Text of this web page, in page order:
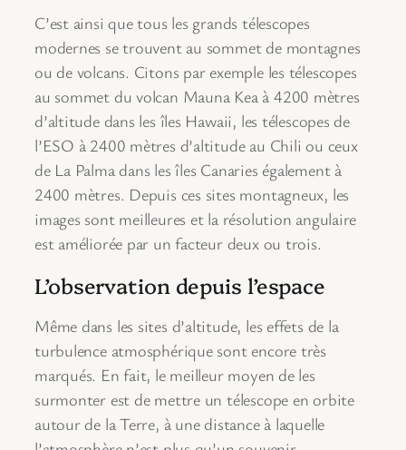
C’est ainsi que tous les grands télescopes
modernes se trouvent au sommet de montagnes
ou de volcans. Citons par exemple les télescopes
au sommet du volcan Mauna Kea à 4200 mètres
d’altitude dans les îles Hawaii, les télescopes de
l’ESO à 2400 mètres d’altitude au Chili ou ceux
de La Palma dans les îles Canaries également à
2400 mètres. Depuis ces sites montagneux, les
images sont meilleures et la résolution angulaire
est améliorée par un facteur deux ou trois.
L’observation depuis l’espace
Même dans les sites d’altitude, les effets de la
turbulence atmosphérique sont encore très
marqués. En fait, le meilleur moyen de les
surmonter est de mettre un télescope en orbite
autour de la Terre, à une distance à laquelle